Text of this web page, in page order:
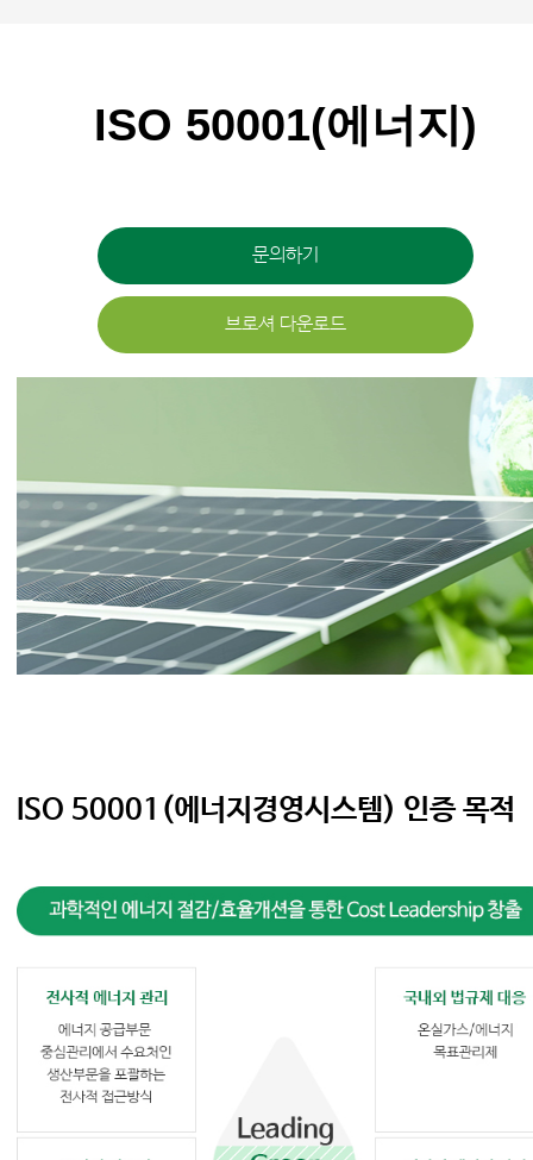
ISO 50001(에너지)
문의하기
브로셔 다운로드
ISO 50001(에너지경영시스템) 인증 목적